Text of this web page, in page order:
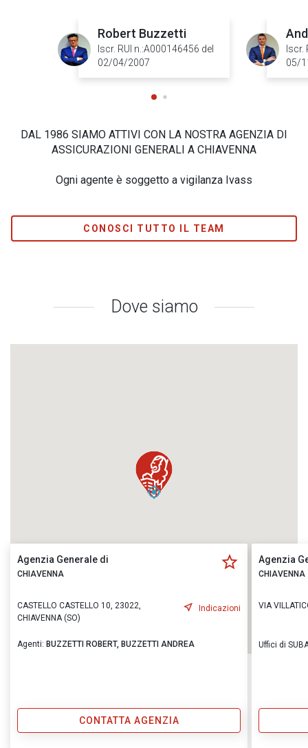
Robert Buzzetti
Iscr. RUI n.:A000146456 del
02/04/2007
Iscr.
05/
DAL 1986 SIAMO ATTIVI CON LA NOSTRA AGENZIA DI
ASSICURAZIONI GENERALI A CHIAVENNA
Ogni agente è soggetto a vigilanza Ivass
CONOSCI TUTTO IL TEAM
Dove siamo
Agenzia Generale di
CHIAVENNA
CASTELLO CASTELLO 10, 23022,
CHIAVENNA (SO)
Indicazioni
Agenti: BUZZETTI ROBERT, BUZZETTI ANDREA
CONTATTA AGENZIA
Agenzia
CHIAVENNA
VIA
Uffici di